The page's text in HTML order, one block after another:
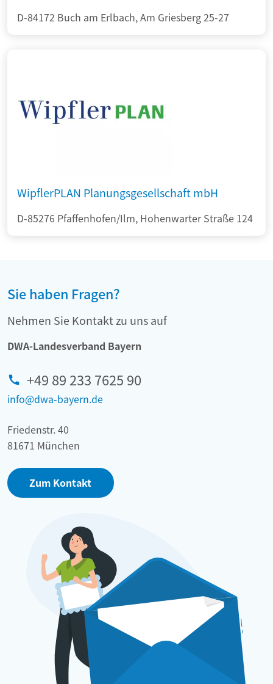
D-84172 Buch am Erlbach, Am Griesberg 25-27
WipflerPLAN Planungsgesellschaft mbH
D-85276 Pfaffenhofen/Ilm, Hohenwarter Straße 124
Sie haben Fragen?
Nehmen Sie Kontakt zu uns auf
DWA-Landesverband Bayern
+49 89 233 7625 90
info@dwa-bayern.de
Friedenstr. 40
81671 München
Zum Kontakt